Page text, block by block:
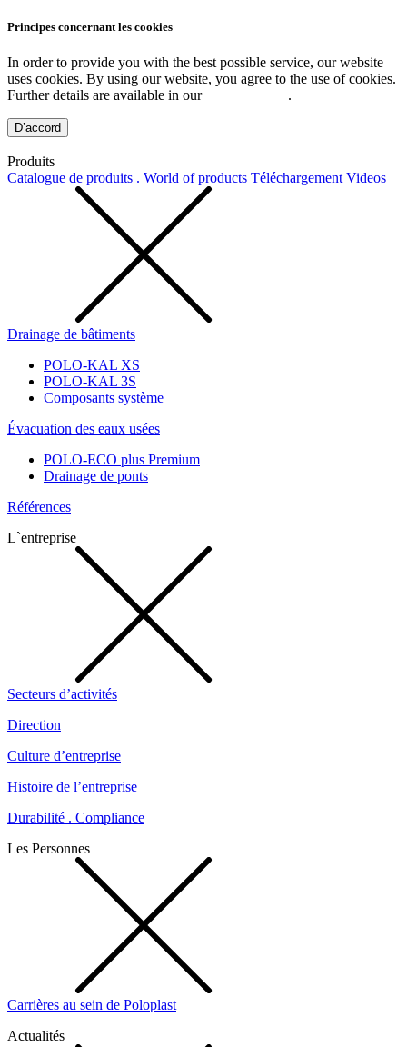
Principes concernant les cookies
In order to provide you with the best possible service, our website
uses cookies. By using our website, you agree to the use of cookies.
Further details are available in our
.
D’accord
Produits
Catalogue de produits . World of products Téléchargement Videos
Drainage de bâtiments
POLO-KAL XS
POLO-KAL 3S
Composants système
Évacuation des eaux usées
POLO-ECO plus Premium
Drainage de ponts
Références
L`entreprise
Secteurs d’activités
Direction
Culture d’entreprise
Histoire de l’entreprise
Durabilité . Compliance
Les Personnes
Carrières au sein de Poloplast
Actualités